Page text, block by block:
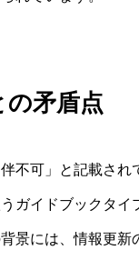
の矛盾点
不可」と記載さ
ガイドブックタ
景には、情報更